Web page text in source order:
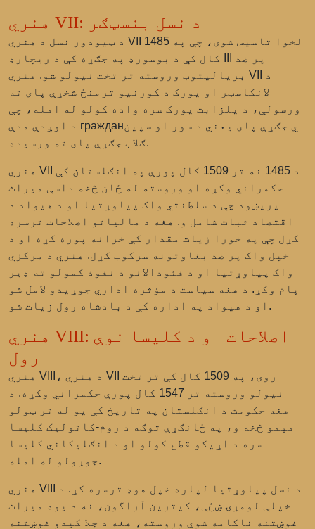
هنري VII: د نسل بنسټګر
د ټیودور نسل د هنري VII لخوا تاسیس شوی، چې په 1485
کال کې د بوسورډ په جګړه کې د ریچارډ III پر ضد
بریالیتوب وروسته تر تخت نیولو شو. هنري VII د
لانکاسټر او یورک د کورنیو ترمنځ شخړې پای ته
ورسولې، د یلزابت یورک سره واده کولو له امله، چې
د اوږدې مدې гражданي جګړې پای یعني د سور او سپین
ګلاب جګړې پای ته ورسیده.
هنري VII د 1485 نه تر 1509 کال پورې په انګلستان کې
حکمراني وکړه او وروسته له ځان څخه داسې میراث
پریښود چې د سلطنتي واک پیاوړتیا او د هیواد د
اقتصاد ثبات شامل و. هغه د مالیاتو اصلاحات ترسره
کړل چې په خورا زیات مقدار کې خزانه پوره کړه او د
خپل واک پر ضد بغاوتونه سرکوب کړل. هنري د مرکزي
واک پیاوړتیا او د فئودالانو د نفوذ کمولو ته ډیر
پام وکړ. د هغه سیاست د مؤثره اداري جوړیدو لامل شو
او د هیواد په اداره کې د بادشاه رول زیات شو.
هنري VIII: اصلاحات او د کلیسا نوې
رول
هنري VIII، د هنري VII زوی، په 1509 کال کې تر تخت
نیولو وروسته تر 1547 کال پورې حکمراني وکړه. د
هغه حکومت د انګلستان په تاریخ کې یو له تر ټولو
مهمو څخه و، په ځانګړې توګه د روم-کاتولیک کلیسا
سره د اړیکو قطع کولو او د انګلیکاني کلیسا
جوړولو له امله.
هنري VIII د نسل پیاوړتیا لپاره خپل هوډ ترسره کړ. د
خپلې لومړۍ ښځې، کیترین آراگون، نه د یوه میراث
غوښتنه ناکامه شوې وروسته، هغه د جلا کیدو غوښتنه